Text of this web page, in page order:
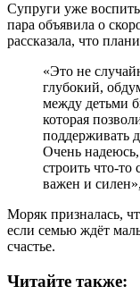
Супруги уже
пара объявила о
рассказала, что
«Это не
глубокий,
между детьми
которая
поддерживать
Очень
строить что-то
важен и
Моряк призналась,
если семью ждёт
счастье.
Читайте также: